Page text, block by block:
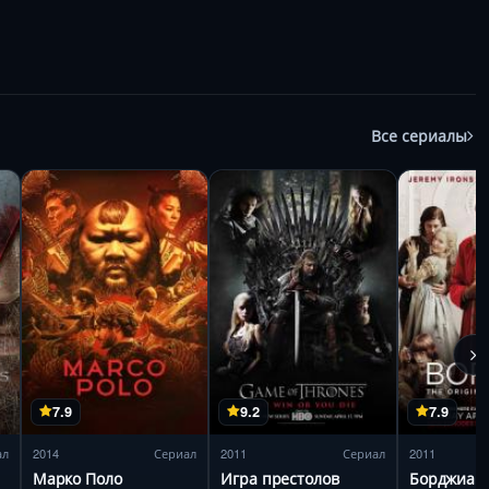
Все сериалы
7.9
2014 Сериал
Марко Поло
9.2
2011 Сериал
Игра престолов
7.9
2011
Борджиа